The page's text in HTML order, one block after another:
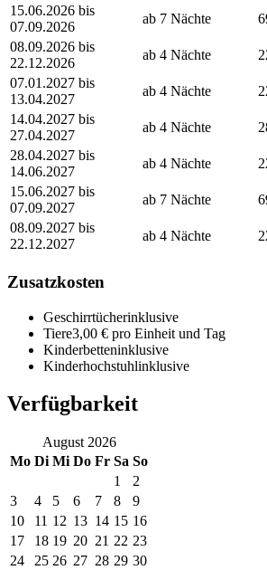
15.06.2026 bis
07.09.2026
ab 7 Nächte
08.09.2026 bis
22.12.2026
ab 4 Nächte
07.01.2027 bis
13.04.2027
ab 4 Nächte
14.04.2027 bis
27.04.2027
ab 4 Nächte
28.04.2027 bis
14.06.2027
ab 4 Nächte
15.06.2027 bis
07.09.2027
ab 7 Nächte
08.09.2027 bis
22.12.2027
ab 4 Nächte
Zusatzkosten
Geschirrtücherinklusive
Tiere3,00 € pro Einheit und Tag
Kinderbetteninklusive
Kinderhochstuhlinklusive
Verfügbarkeit
August 2026
Mo Di Mi Do Fr Sa So
1
2
3
4 5 6 7 8
9
10
11 12 13 14 15 16
17
18 19 20 21 22 23
24
25 26 27 28 29 30